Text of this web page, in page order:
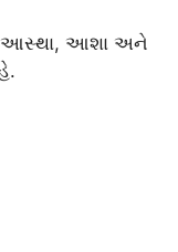
આસ્થા, આશા અને